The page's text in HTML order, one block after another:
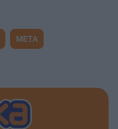
META